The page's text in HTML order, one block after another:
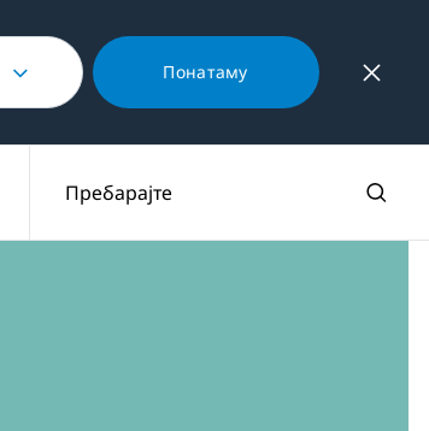
Понатаму
Пребарајте